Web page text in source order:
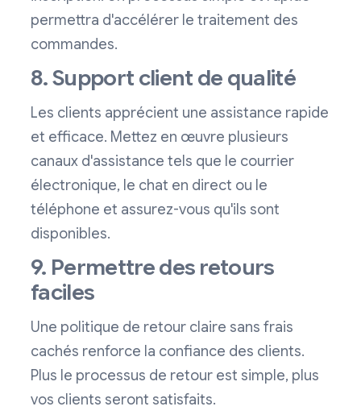
permettra d'accélérer le traitement des
commandes.
8. Support client de qualité
Les clients apprécient une assistance rapide
et efficace. Mettez en œuvre plusieurs
canaux d'assistance tels que le courrier
électronique, le chat en direct ou le
téléphone et assurez-vous qu'ils sont
disponibles.
9. Permettre des retours
faciles
Une politique de retour claire sans frais
cachés renforce la confiance des clients.
Plus le processus de retour est simple, plus
vos clients seront satisfaits.